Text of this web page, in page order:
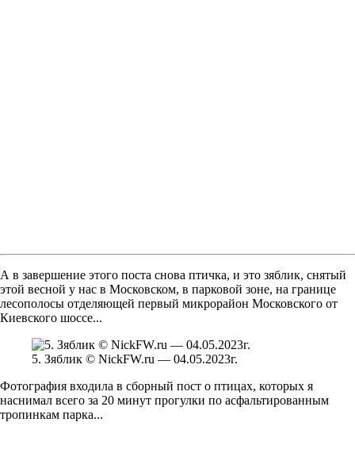
А в завершение этого поста снова птичка, и это зяблик, снятый
этой весной у нас в Московском, в парковой зоне, на границе
лесополосы отделяющей первый микрорайон Московского от
Киевского шоссе...
5. Зяблик © NickFW.ru — 04.05.2023г.
Фотография входила в сборный пост о птицах, которых я
наснимал всего за 20 минут прогулки по асфальтированным
тропинкам парка...